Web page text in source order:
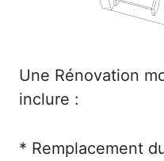
Une Rénovation
inclure :
* Remplacement